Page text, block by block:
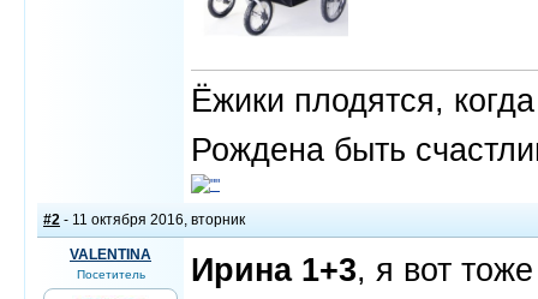
Ёжики плодятся,
Рождена быть
#2 - 11 октября 2016, вторник
VALENTINA
Посетитель Ирина 1+3, я вот